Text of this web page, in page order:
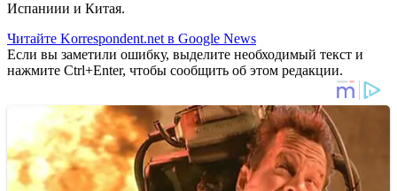
Испаниии и Китая.
Читайте Korrespondent.net в Google News
Если вы заметили ошибку, выделите необходимый текст и
нажмите Ctrl+Enter, чтобы сообщить об этом редакции.